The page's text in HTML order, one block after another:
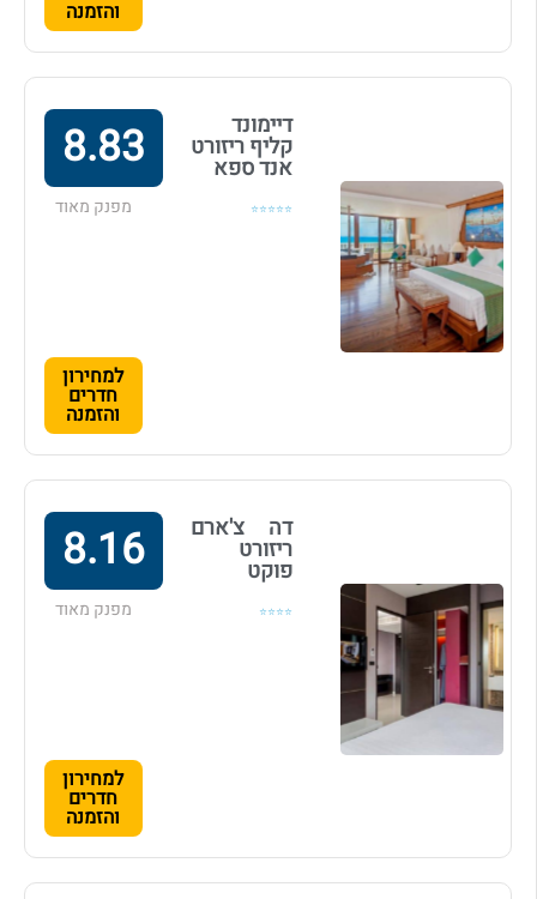
והזמנה
דיימונד
קליף ריזורט
אנד ספא
⭐⭐⭐⭐⭐
8.83
מפנק מאוד
למחירון
חדרים
והזמנה
דה צ'ארם
ריזורט
פוקט
⭐⭐⭐⭐
8.16
מפנק מאוד
למחירון
חדרים
והזמנה